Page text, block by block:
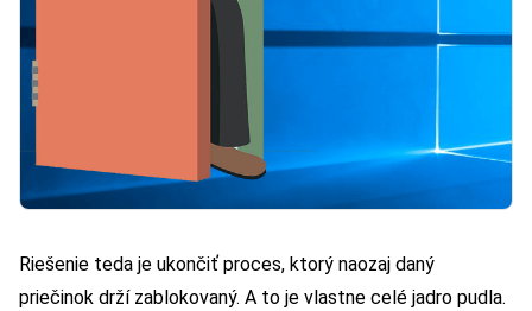
Riešenie teda je ukončiť proces, ktorý naozaj daný
priečinok drží zablokovaný. A to je vlastne celé jadro pudla.